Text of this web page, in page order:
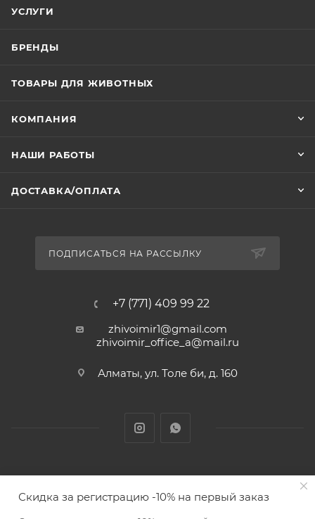
УСЛУГИ
БРЕНДЫ
ТОВАРЫ ДЛЯ ЖИВОТНЫХ
КОМПАНИЯ
НАШИ РАБОТЫ
ДОСТАВКА/ОПЛАТА
ПОДПИСАТЬСЯ НА РАССЫЛКУ
+7 (771) 409 99 22
zhivoimir1@gmail.com
zhivoimir_office_a@mail.ru
Алматы, ул. Толе би, д. 160
животных с доставкой товаров по Алматы и Казахстану
Скидка за регистрацию -10% на первый заказ